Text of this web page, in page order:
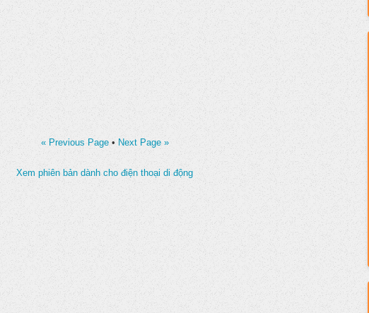
« Previous Page • Next Page »
Xem phiên bản dành cho điện thoại di động